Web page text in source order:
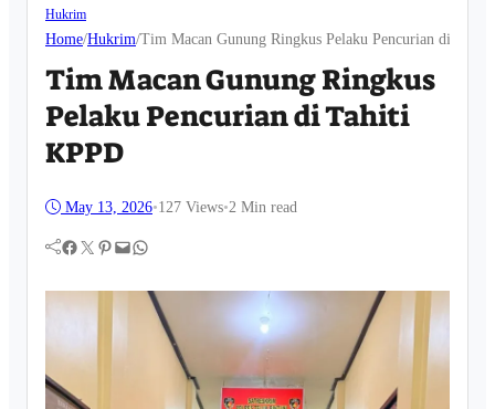
Hukrim
Home/Hukrim/Tim Macan Gunung Ringkus Pelaku Pencurian di
Tim Macan Gunung Ringkus
Pelaku Pencurian di Tahiti
KPPD
May 13, 2026•127 Views•2 Min read
Facebook Twitter Pinterest Mail WhatsApp